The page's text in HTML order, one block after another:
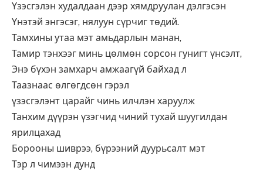
Үзэсгэлэн худалдаан дээр хямдруулан дэлгэсэн
Үнэтэй энгэсэг, нялуун сүрчиг төдий.
Тамхины утаа мэт амьдарлын манан,
Тамир тэнхээг минь цөлмөн сорсон гунигт үнсэлт,
Энэ бүхэн замхарч амжаагүй байхад л
Таазнаас өлгөгдсөн гэрэл
үзэсгэлэнт царайг чинь илчлэн харуулж
Танхим дүүрэн үзэгчид чиний тухай шуугилдан
ярилцахад
Борооны шиврээ, бүрээний дуурьсалт мэт
Тэр л чимээн дунд